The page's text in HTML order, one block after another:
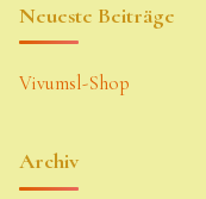
Neueste Beiträge
Vivumsl-Shop
Archiv